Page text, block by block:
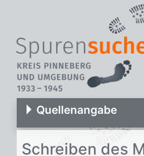
Quellenangabe
Schrei­ben des